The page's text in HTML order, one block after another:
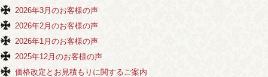
2026年3月のお客様の声
2026年2月のお客様の声
2026年1月のお客様の声
2025年12月のお客様の声
価格改定とお見積もりに関するご案内